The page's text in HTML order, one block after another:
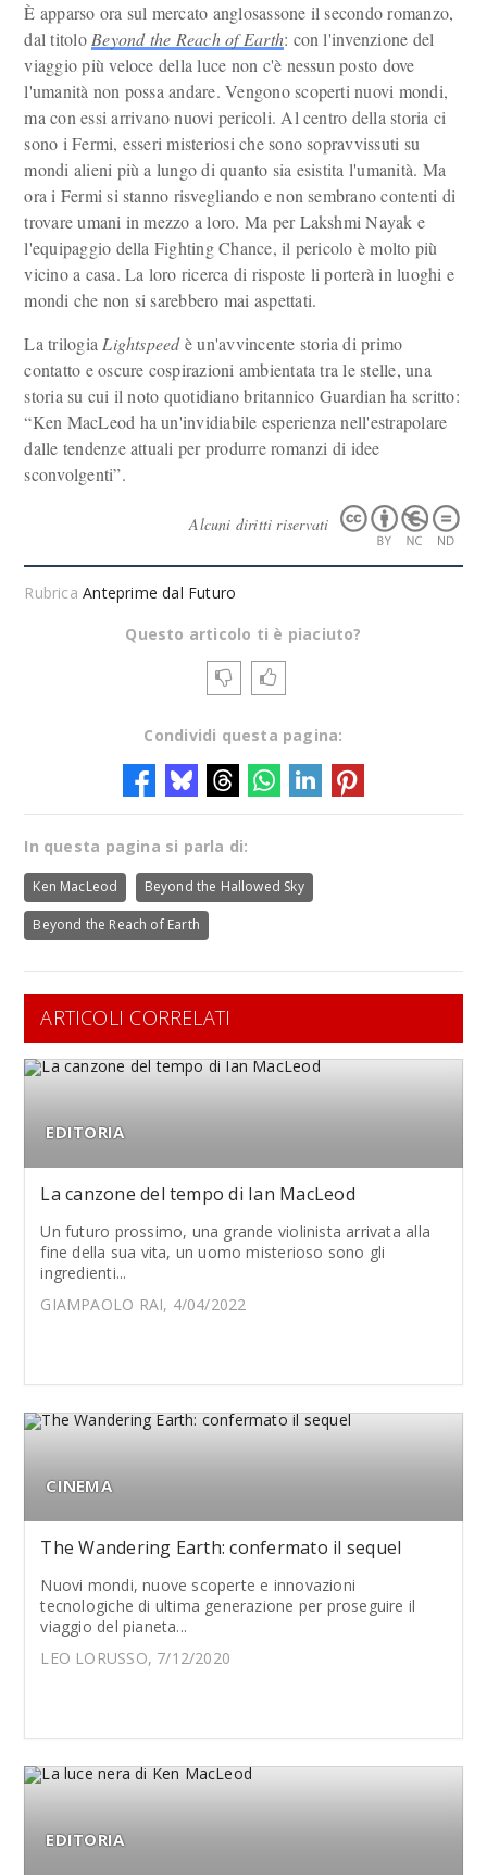
È apparso ora sul mercato anglosassone il secondo romanzo,
dal titolo Beyond the Reach of Earth: con l'invenzione del
viaggio più veloce della luce non c'è nessun posto dove
l'umanità non possa andare. Vengono scoperti nuovi mondi,
ma con essi arrivano nuovi pericoli. Al centro della storia ci
sono i Fermi, esseri misteriosi che sono sopravvissuti su
mondi alieni più a lungo di quanto sia esistita l'umanità. Ma
ora i Fermi si stanno risvegliando e non sembrano contenti di
trovare umani in mezzo a loro. Ma per Lakshmi Nayak e
l'equipaggio della Fighting Chance, il pericolo è molto più
vicino a casa. La loro ricerca di risposte li porterà in luoghi e
mondi che non si sarebbero mai aspettati.
La trilogia Lightspeedè un'avvincente storia di primo
contatto e oscure cospirazioni ambientata tra le stelle, una
storia su cui il noto quotidiano britannico Guardian ha scritto:
“Ken MacLeod ha un'invidiabile esperienza nell'estrapolare
dalle tendenze attuali per produrre romanzi di idee
sconvolgenti”.
Alcuni diritti riservati
RubricaAnteprime dal Futuro
Questo articolo ti è piaciuto?
Condividi questa pagina:
In questa pagina si parla di:
Ken MacLeod Beyond the Hallowed Sky
Beyond the Reach of Earth
ARTICOLI CORRELATI
EDITORIA
La canzone del tempo di Ian MacLeod
Un futuro prossimo, una grande violinista arrivata alla
fine della sua vita, un uomo misterioso sono gli
ingredienti...
GIAMPAOLO RAI, 4/04/2022
CINEMA
The Wandering Earth: confermato il sequel
Nuovi mondi, nuove scoperte e innovazioni
tecnologiche di ultima generazione per proseguire il
viaggio del pianeta...
LEO LORUSSO, 7/12/2020
EDITORIA